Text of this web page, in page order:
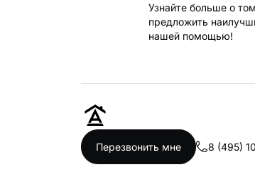
Узнайте больше о
предложить
нашей помощью!
Перезвонить мне 8 (495)